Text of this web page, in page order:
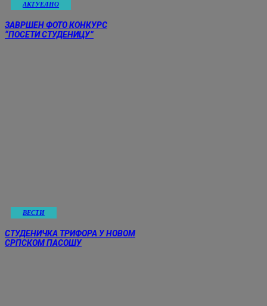
АКТУЕЛНО
ЗАВРШЕН ФОТО КОНКУРС
“ПОСЕТИ СТУДЕНИЦУ”
ВЕСТИ
СТУДЕНИЧКА ТРИФОРА У НОВОМ
СРПСКОМ ПАСОШУ